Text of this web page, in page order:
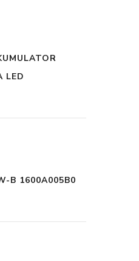
LED
B 1600A005B0